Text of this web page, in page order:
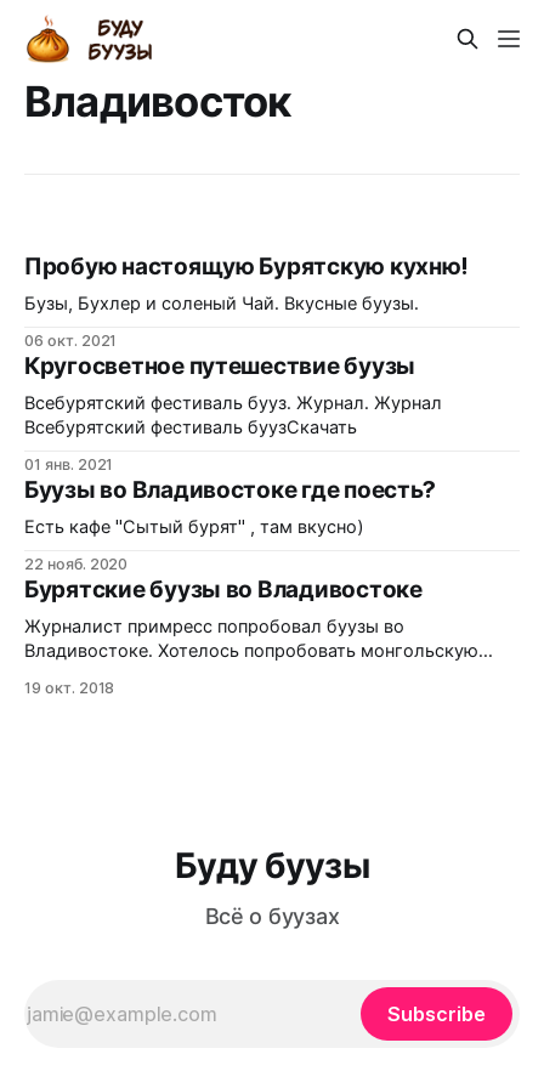
Владивосток
Пробую настоящую Бурятскую кухню!
Бузы, Бухлер и соленый Чай. Вкусные буузы.
06 окт. 2021
Кругосветное путешествие буузы
Всебурятский фестиваль бууз. Журнал. Журнал
Всебурятский фестиваль буузСкачать
01 янв. 2021
Буузы во Владивостоке где поесть?
Есть кафе "Сытый бурят" , там вкусно)
22 нояб. 2020
Бурятские буузы во Владивостоке
Журналист примресс попробовал буузы во
Владивостоке. Хотелось попробовать монгольскую
и запомнил, как там кормят. Во Владивостоке такой не
19 окт. 2018
Буду буузы
Всё о буузах
Subscribe